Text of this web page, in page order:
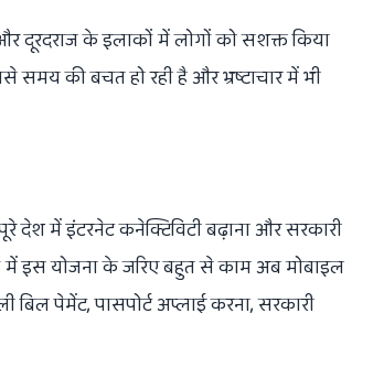
दूरदराज के इलाकों में लोगों को सशक्त किया
की बचत हो रही है और भ्रष्टाचार में भी
में इंटरनेट कनेक्टिविटी बढ़ाना और सरकारी
इस योजना के जरिए बहुत से काम अब मोबाइल
पेमेंट, पासपोर्ट अप्लाई करना, सरकारी